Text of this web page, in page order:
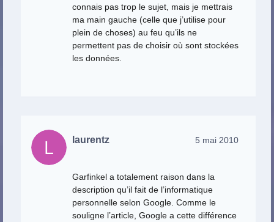
connais pas trop le sujet, mais je mettrais
ma main gauche (celle que j’utilise pour
plein de choses) au feu qu’ils ne
permettent pas de choisir où sont stockées
les données.
laurentz 5 mai 2010
Garfinkel a totalement raison dans la
description qu’il fait de l’informatique
personnelle selon Google. Comme le
souligne l’article, Google a cette différence